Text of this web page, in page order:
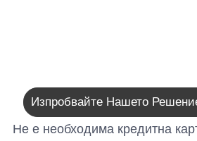
Изпробвайте Нашето
Не е необходима кредитна